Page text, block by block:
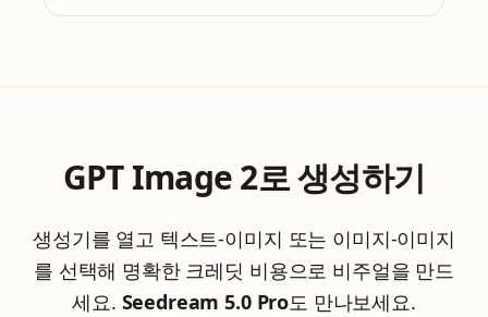
GPT Image 2로 생성하기
생성기를 열고 텍스트-이미지 또는 이미지-이미지
를 선택해 명확한 크레딧 비용으로 비주얼을 만드
세요. Seedream 5.0 Pro도 만나보세요.